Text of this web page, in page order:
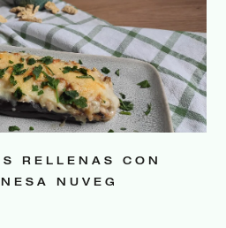
RELLENAS CON
NUVEG